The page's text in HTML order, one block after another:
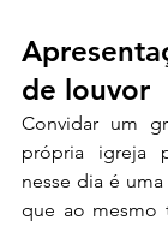
de louvor
Convidar um
própria igreja
nesse dia é
que ao mesmo